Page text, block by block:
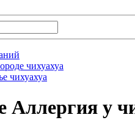
чихуахуа
чихуахуа
Аллергия у